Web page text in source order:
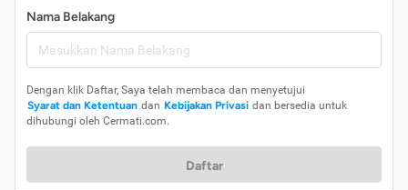
Nama Belakang
Dengan klik Daftar, Saya telah membaca dan menyetujui
Syarat dan Ketentuan dan Kebijakan Privasi dan bersedia untuk
dihubungi oleh Cermati.com.
Daftar